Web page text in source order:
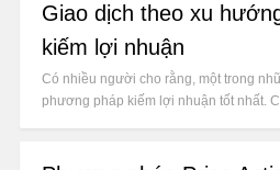
Giao dịch theo xu
kiếm lợi nhuận
Có nhiều người cho rằng, một trong
phương pháp kiếm lợi nhuận tốt nhất.